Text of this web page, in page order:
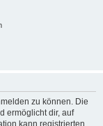
zu können. Die
ermöglicht dir, auf
kann registrierten